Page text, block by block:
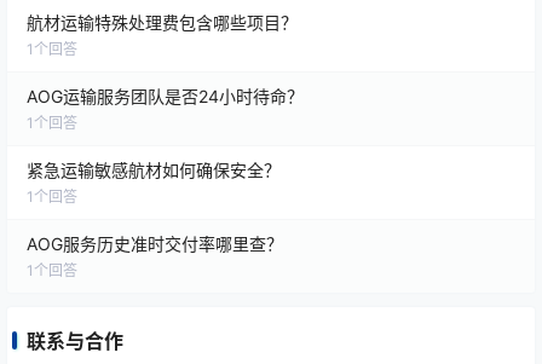
航材运输特殊处理费包含哪些项目？
1 个回答
AOG运输服务团队是否24小时待命？
1 个回答
紧急运输敏感航材如何确保安全？
1 个回答
AOG服务历史准时交付率哪里查？
1 个回答
联系与合作